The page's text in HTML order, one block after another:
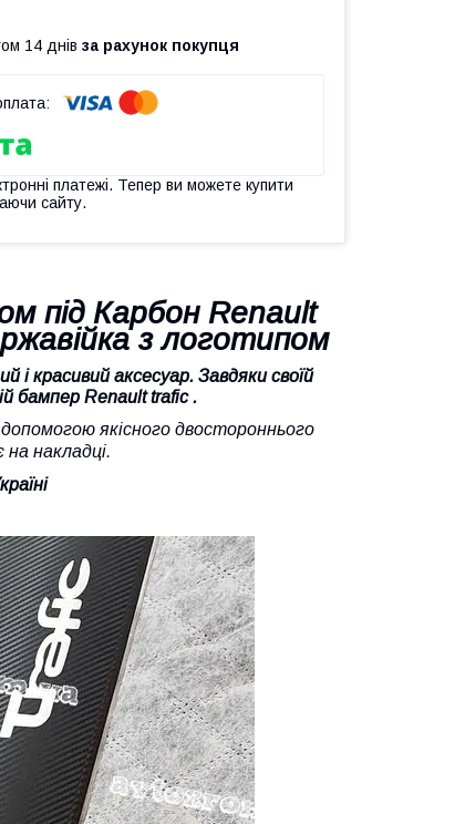
14 днів за рахунок покупця
платежі. Тепер ви можете купити
сайту.
під Карбон Renault
з логотипом
і красивий аксесуар. Завдяки своїй
бампер Renault trafic .
якісного двостороннього
на накладці.